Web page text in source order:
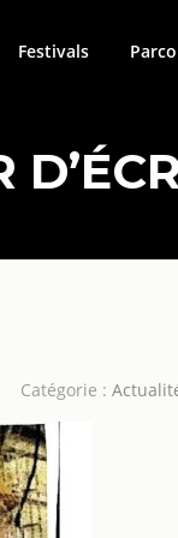
Festivals
Catégorie :